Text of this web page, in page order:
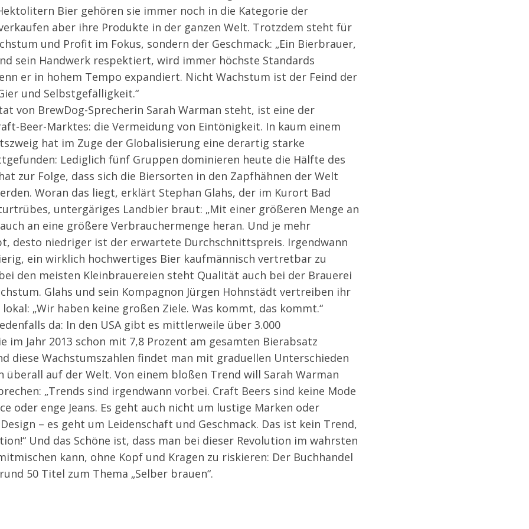
Bier gehören sie immer noch in die Kategorie der
aber ihre Produkte in der ganzen Welt. Trotzdem steht für
und Profit im Fokus, sondern der Geschmack: „Ein Bierbrauer,
sein Handwerk respektiert, wird immer höchste Standards
er in hohem Tempo expandiert. Nicht Wachstum ist der Feind der
und Selbstgefälligkeit.“
von BrewDog-Sprecherin Sarah Warman steht, ist eine der
Beer-Marktes: die Vermeidung von Eintönigkeit. In kaum einem
hat im Zuge der Globalisierung eine derartig starke
Lediglich fünf Gruppen dominieren heute die Hälfte des
zur Folge, dass sich die Biersorten in den Zapfhähnen der Welt
Woran das liegt, erklärt Stephan Glahs, der im Kurort Bad
untergäriges Landbier braut: „Mit einer größeren Menge an
an eine größere Verbrauchermenge heran. Und je mehr
desto niedriger ist der erwartete Durchschnittspreis. Irgendwann
ein wirklich hochwertiges Bier kaufmännisch vertretbar zu
den meisten Kleinbrauereien steht Qualität auch bei der Brauerei
Glahs und sein Kompagnon Jürgen Hohnstädt vertreiben ihr
„Wir haben keine großen Ziele. Was kommt, das kommt.“
da: In den USA gibt es mittlerweile über 3.000
im Jahr 2013 schon mit 7,8 Prozent am gesamten Bierabsatz
diese Wachstumszahlen findet man mit graduellen Unterschieden
überall auf der Welt. Von einem bloßen Trend will Sarah Warman
„Trends sind irgendwann vorbei. Craft Beers sind keine Mode
oder enge Jeans. Es geht auch nicht um lustige Marken oder
– es geht um Leidenschaft und Geschmack. Das ist kein Trend,
Und das Schöne ist, dass man bei dieser Revolution im wahrsten
kann, ohne Kopf und Kragen zu riskieren: Der Buchhandel
50 Titel zum Thema „Selber brauen“.